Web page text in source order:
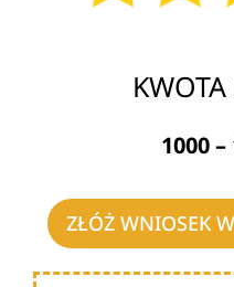
1000 –
ZŁÓŻ WNIOSEK